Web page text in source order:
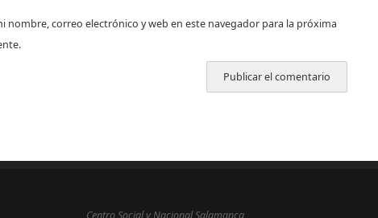
nombre, correo electrónico y web en este navegador para la próxima
Centro Social y Nacional Salamanca